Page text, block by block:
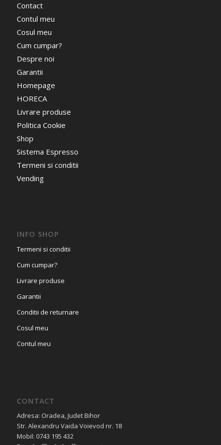
Contact
Contul meu
Cosul meu
Cum cumpar?
Despre noi
Garantii
Homepage
HORECA
Livrare produse
Politica Cookie
Shop
Sistema Espresso
Termeni si conditii
Vending
INFO SHOP
Termeni si conditii
Cum cumpar?
Livrare produse
Garantii
Conditii de returnare
Cosul meu
Contul meu
CONTACT
Adresa: Oradea, Judet Bihor
Str. Alexandru Vaida Voievod nr. 18
Mobil: 0743 195 432